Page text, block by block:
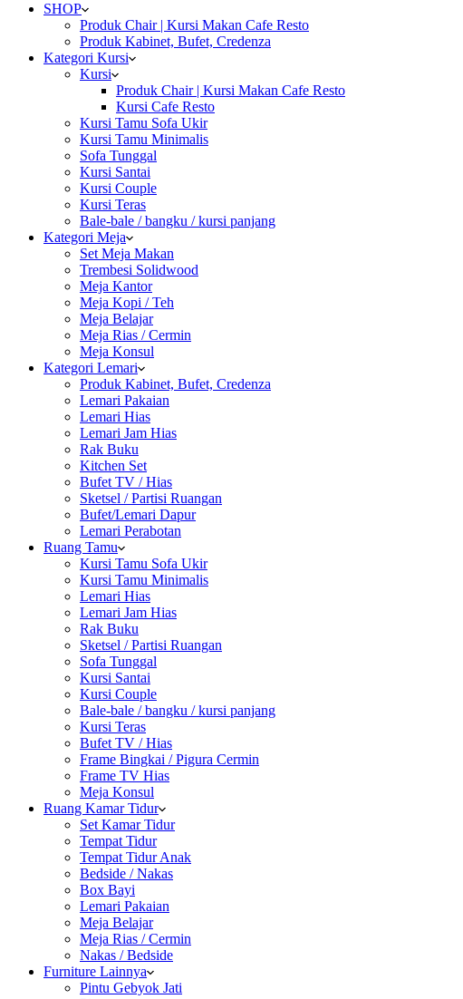
SHOP
Produk Chair | Kursi Makan Cafe Resto
Produk Kabinet, Bufet, Credenza
Kategori Kursi
Kursi
Produk Chair | Kursi Makan Cafe Resto
Kursi Cafe Resto
Kursi Tamu Sofa Ukir
Kursi Tamu Minimalis
Sofa Tunggal
Kursi Santai
Kursi Couple
Kursi Teras
Bale-bale / bangku / kursi panjang
Kategori Meja
Set Meja Makan
Trembesi Solidwood
Meja Kantor
Meja Kopi / Teh
Meja Belajar
Meja Rias / Cermin
Meja Konsul
Kategori Lemari
Produk Kabinet, Bufet, Credenza
Lemari Pakaian
Lemari Hias
Lemari Jam Hias
Rak Buku
Kitchen Set
Bufet TV / Hias
Sketsel / Partisi Ruangan
Bufet/Lemari Dapur
Lemari Perabotan
Ruang Tamu
Kursi Tamu Sofa Ukir
Kursi Tamu Minimalis
Lemari Hias
Lemari Jam Hias
Rak Buku
Sketsel / Partisi Ruangan
Sofa Tunggal
Kursi Santai
Kursi Couple
Bale-bale / bangku / kursi panjang
Kursi Teras
Bufet TV / Hias
Frame Bingkai / Pigura Cermin
Frame TV Hias
Meja Konsul
Ruang Kamar Tidur
Set Kamar Tidur
Tempat Tidur
Tempat Tidur Anak
Bedside / Nakas
Box Bayi
Lemari Pakaian
Meja Belajar
Meja Rias / Cermin
Nakas / Bedside
Furniture Lainnya
Pintu Gebyok Jati